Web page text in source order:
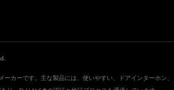
カーです。主な製品には、使いやすい、ドアインターホン